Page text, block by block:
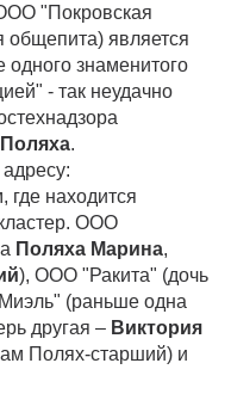
"Покровская
общепита) является
одного знаменитого
- так неудачно
.
находится
ООО
Поляха Марина,
), ООО "Ракита" (дочь
(раньше одна
другая – Виктория
Полях-старший) и